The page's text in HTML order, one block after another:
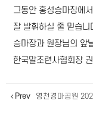
그동안 홍성승마장에
잘 발휘하실 줄 믿습니
승마장과 원장님의 앞
한국말조련사협회장
Prev 영천경마공원